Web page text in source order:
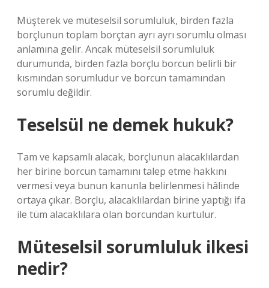
Müşterek ve müteselsil sorumluluk, birden fazla
borçlunun toplam borçtan ayrı ayrı sorumlu olması
anlamına gelir. Ancak müteselsil sorumluluk
durumunda, birden fazla borçlu borcun belirli bir
kısmından sorumludur ve borcun tamamından
sorumlu değildir.
Teselsül ne demek hukuk?
Tam ve kapsamlı alacak, borçlunun alacaklılardan
her birine borcun tamamını talep etme hakkını
vermesi veya bunun kanunla belirlenmesi hâlinde
ortaya çıkar. Borçlu, alacaklılardan birine yaptığı ifa
ile tüm alacaklılara olan borcundan kurtulur.
Müteselsil sorumluluk ilkesi
nedir?